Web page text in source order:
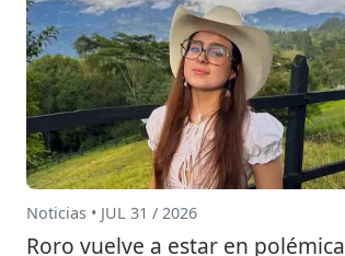
Noticias • JUL 31 / 2026
Roro vuelve a estar en polémica